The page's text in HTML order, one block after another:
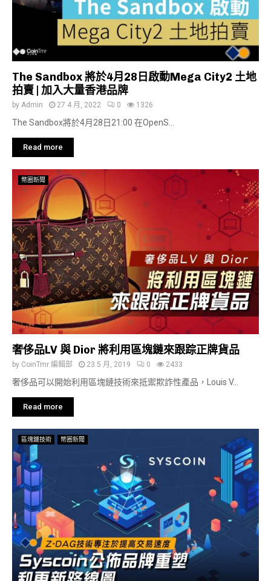
The Sandbox 將於4月28日啟動Mega City2 土地
拍賣 | 加入大量香港品牌
by Admin 27 4 月, 2022 0 1326
The Sandbox將於4月28日21:00 在OpenS...
Read more
幣圈新聞
奢侈品LV 與 Dior 將利用區塊鏈來跟踪正牌貨品
by CoinTmr 編輯部 23 5 月, 2019 0 2433
奢侈品可以開始利用區塊鏈技術來抵禦欺詐性產品，Louis V...
Read more
區塊鏈技術 幣圈新聞